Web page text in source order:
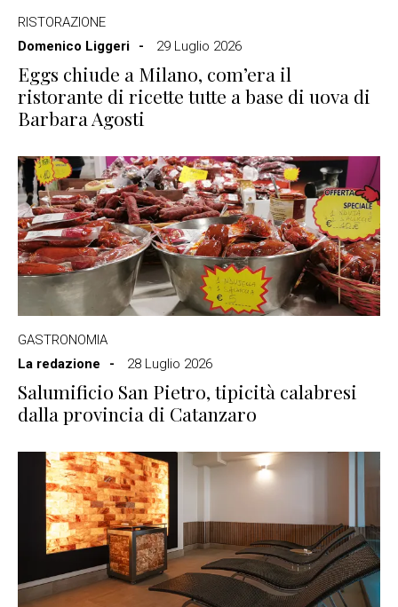
RISTORAZIONE
Domenico Liggeri
29 Luglio 2026
Eggs chiude a Milano, com’era il
ristorante di ricette tutte a base di uova di
Barbara Agosti
GASTRONOMIA
La redazione
28 Luglio 2026
Salumificio San Pietro, tipicità calabresi
dalla provincia di Catanzaro